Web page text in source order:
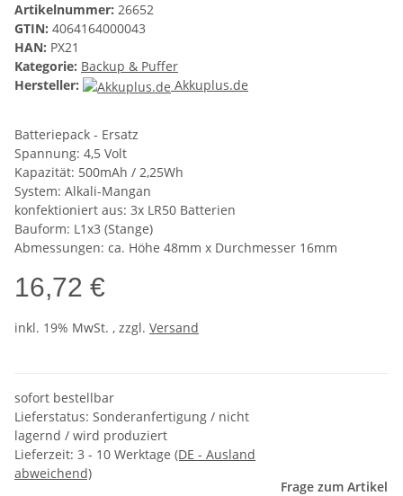
Artikelnummer: 26652
GTIN: 4064164000043
HAN: PX21
Kategorie: Backup & Puffer
Hersteller:
Akkuplus.de
Batteriepack - Ersatz
Spannung: 4,5 Volt
Kapazität: 500mAh / 2,25Wh
System: Alkali-Mangan
konfektioniert aus: 3x LR50 Batterien
Bauform: L1x3 (Stange)
Abmessungen: ca. Höhe 48mm x Durchmesser 16mm
16,72 €
inkl. 19% MwSt. , zzgl. Versand
sofort bestellbar
Lieferstatus: Sonderanfertigung / nicht
lagernd / wird produziert
Lieferzeit: 3 - 10 Werktage (DE - Ausland
abweichend)
Frage zum Artikel